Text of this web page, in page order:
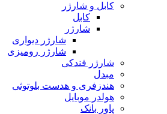
کابل و شارژر
کابل
شارژر
شارژر دیواری
شارژر رومیزی
شارژر فندکی
مبدل
هندزفری و هدست بلوتوثی
هولدر موبایل
پاور بانک